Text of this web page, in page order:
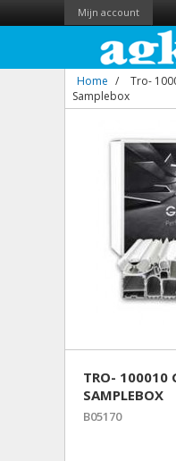
Mijn account
Home /
Tro-
Samplebox
TRO- 100010
SAMPLEBOX
B05170